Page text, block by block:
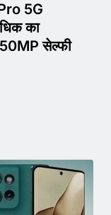
5G
का
सेल्फी